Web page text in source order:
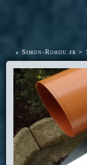
• Simon-Rohou.fr